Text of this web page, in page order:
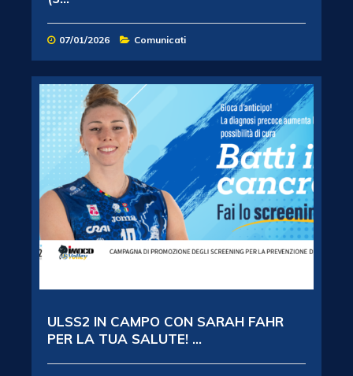
07/01/2026 Comunicati
ULSS2 IN CAMPO CON SARAH FAHR
PER LA TUA SALUTE! ...